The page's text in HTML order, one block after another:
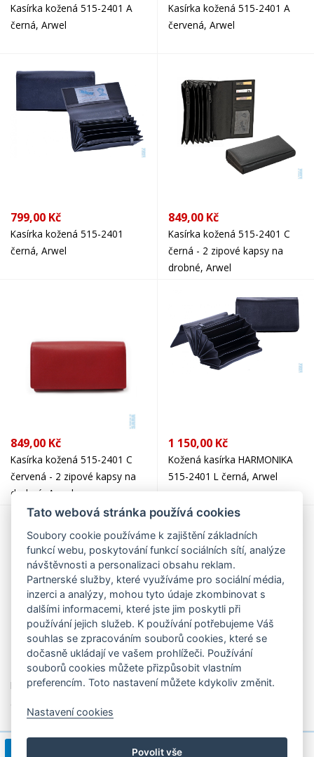
Kasírka kožená 515-2401 A
černá, Arwel
Kasírka kožená 515-2401 A
červená, Arwel
799,00 Kč
Kasírka kožená 515-2401
černá, Arwel
849,00 Kč
Kasírka kožená 515-2401 C
černá - 2 zipové kapsy na
drobné, Arwel
849,00 Kč
Kasírka kožená 515-2401 C
červená - 2 zipové kapsy na
drobné, Arwel
1 150,00 Kč
Kožená kasírka HARMONIKA
515-2401 L černá, Arwel
499,00 Kč
Kožené pouzdro na kasírku
5167 červené, Lagen
790,00 Kč
Kožené pouzdro na kasírku
Tato webová stránka používá cookies
Soubory cookie používáme k zajištění základních
funkcí webu, poskytování funkcí sociálních sítí, analýze
návštěvnosti a personalizaci obsahu reklam.
Partnerské služby, které využíváme pro sociální média,
inzerci a analýzy, mohou tyto údaje zkombinovat s
dalšími informacemi, které jste jim poskytli při
používání jejich služeb. K používání potřebujeme Váš
souhlas se zpracováním souborů cookies, které se
dočasně ukládají ve vašem prohlížeči. Používání
souborů cookies můžete přizpůsobit vlastním
preferencím. Toto nastavení můžete kdykoliv změnit.
Nastavení cookies
Povolit vše